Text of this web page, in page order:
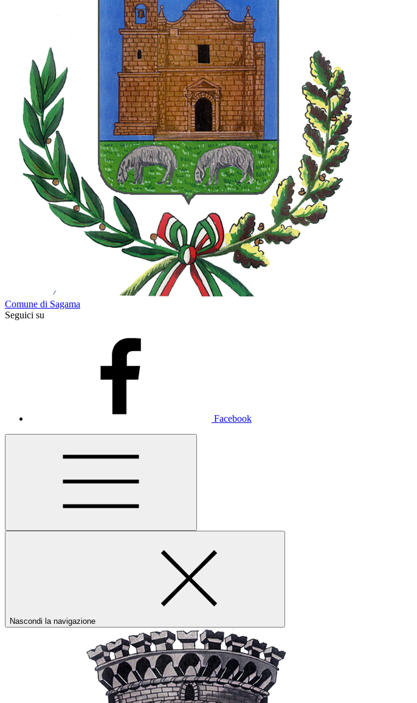
Comune di Sagama
Seguici su
Facebook
Nascondi la navigazione